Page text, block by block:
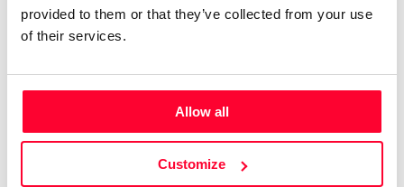
provided to them or that they’ve collected from your use
of their services.
Allow all
Customize
y presentar la belleza en sus múltiples representaciones. En
2013, llegué a Madrid donde he podido crear una
acuarela.
A través de mi pasión por investigar en lo pictórico inicié un
proyectos personales ayudando a crecer a mis alumnos a